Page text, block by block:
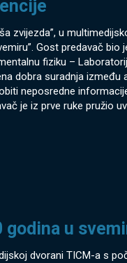
zvijezda”, u
Gost predavač bio
fiziku –
dobra suradnja
neposredne
je iz prve ruke pružio
godina u
dvorani TICM-a s